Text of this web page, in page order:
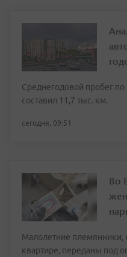
Среднегодовой пробег
составил 11,7 тыс. км.
сегодня, 09:51
Во
Малолетние племянники,
квартире, переданы под